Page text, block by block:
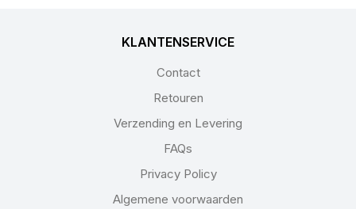
KLANTENSERVICE
Contact
Retouren
Verzending en Levering
FAQs
Privacy Policy
Algemene voorwaarden